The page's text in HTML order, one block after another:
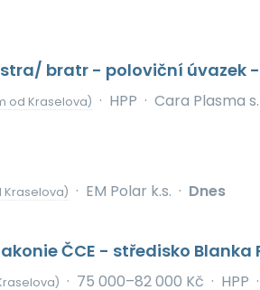
bratr - poloviční úvazek
od Kraselova) · HPP · Cara Plasma
Kraselova) · EM Polar k.s. · Dnes
ČCE - středisko Blanka
· 75 000–82 000 Kč · HPP ·